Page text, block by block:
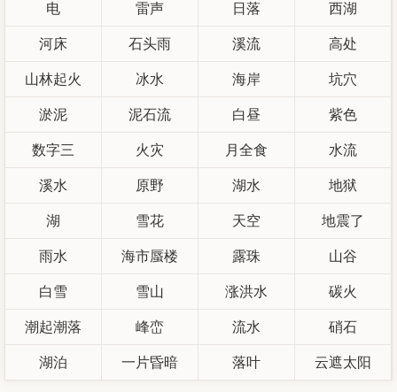
电 雷声 日落 西湖
河床 石头雨 溪流 高处
山林起火 冰水 海岸 坑穴
淤泥 泥石流 白昼 紫色
数字三 火灾 月全食 水流
溪水 原野 湖水 地狱
湖 雪花 天空 地震了
雨水 海市蜃楼 露珠 山谷
白雪 雪山 涨洪水 碳火
潮起潮落 峰峦 流水 硝石
湖泊 一片昏暗 落叶 云遮太阳